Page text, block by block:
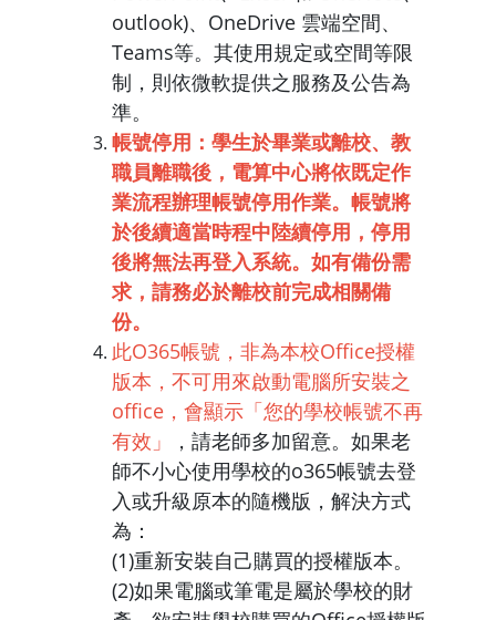
outlook)、OneDrive 雲端空間、
Teams等。其使用規定或空間等限
制，則依微軟提供之服務及公告為
準。
帳號停用：學生於畢業或離校、教
職員離職後，電算中心將依既定作
業流程辦理帳號停用作業。帳號將
於後續適當時程中陸續停用，停用
後將無法再登入系統。如有備份需
求，請務必於離校前完成相關備
份。
此O365帳號，非為本校Office授權
版本，不可用來啟動電腦所安裝之
office，會顯示「您的學校帳號不再
有效」
，請老師多加留意。如果老
師不小心使用學校的o365帳號去登
入或升級原本的隨機版，解決方式
為：
(1)重新安裝自己購買的授權版本。
(2)如果電腦或筆電是屬於學校的財